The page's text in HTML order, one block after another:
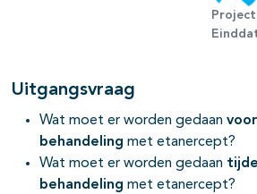
open- en dichtklappen
open- en dichtklappen
Uitgangsvraag
Wat moet er worden gedaan
behandeling met etanercept?
Wat moet er worden gedaan
behandeling met etanercept?